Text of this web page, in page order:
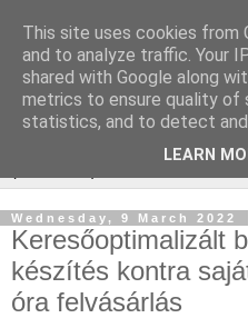
Webáruház
optimalizálás
Wednesday, 9 March 2022
Keresőoptimalizált
készítés kontra
óra felvásárlás
This site uses cookies from
and to analyze traffic. Your
shared with Google along
metrics to ensure quality of
statistics, and to detect and
LEARN